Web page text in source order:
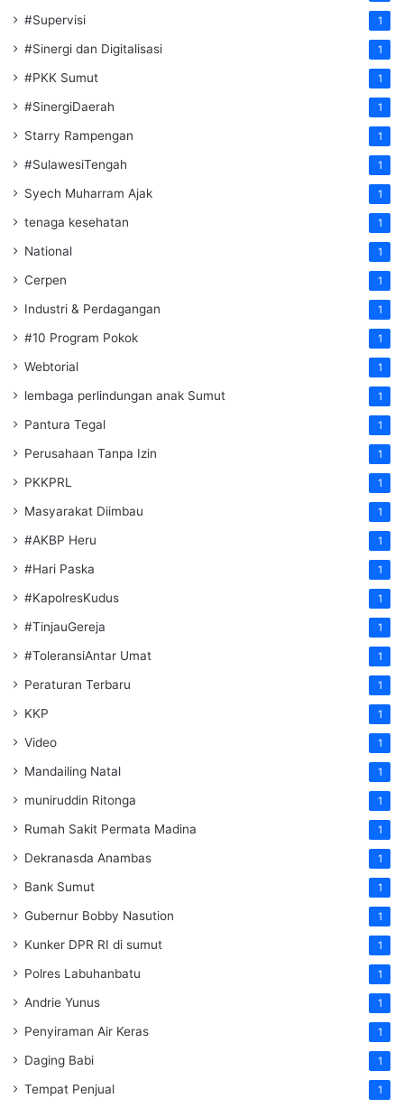
#Supervisi 1
#Sinergi dan Digitalisasi 1
#PKK Sumut 1
#SinergiDaerah 1
Starry Rampengan 1
#SulawesiTengah 1
Syech Muharram Ajak 1
tenaga kesehatan 1
National 1
Cerpen 1
Industri & Perdagangan 1
#10 Program Pokok 1
Webtorial 1
lembaga perlindungan anak Sumut 1
Pantura Tegal 1
Perusahaan Tanpa Izin 1
PKKPRL 1
Masyarakat Diimbau 1
#AKBP Heru 1
#Hari Paska 1
#KapolresKudus 1
#TinjauGereja 1
#ToleransiAntar Umat 1
Peraturan Terbaru 1
KKP 1
Video 1
Mandailing Natal 1
muniruddin Ritonga 1
Rumah Sakit Permata Madina 1
Dekranasda Anambas 1
Bank Sumut 1
Gubernur Bobby Nasution 1
Kunker DPR RI di sumut 1
Polres Labuhanbatu 1
Andrie Yunus 1
Penyiraman Air Keras 1
Daging Babi 1
Tempat Penjual 1